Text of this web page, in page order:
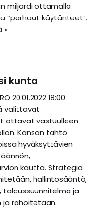
miljardi ottamalla
”parhaat käytänteet”.
»
kunta
20.01.2022 18:00
valittavat
ottavat vastuulleen
Kansan tahto
hyväksyttävien
kautta. Strategia
hallintosääntö,
ja -
rahoitetaan.